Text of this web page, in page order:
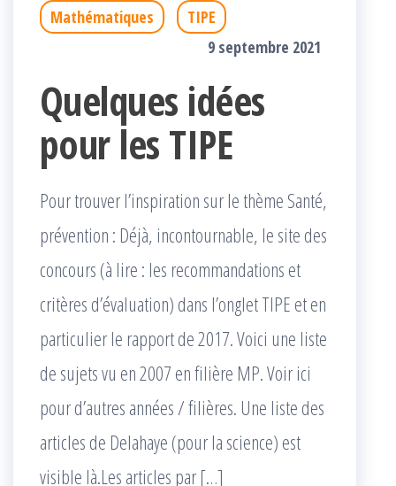
Mathématiques
TIPE
9 septembre 2021
Quelques idées
pour les TIPE
Pour trouver l’inspiration sur le thème Santé,
prévention : Déjà, incontournable, le site des
concours (à lire : les recommandations et
critères d’évaluation) dans l’onglet TIPE et en
particulier le rapport de 2017. Voici une liste
de sujets vu en 2007 en filière MP. Voir ici
pour d’autres années / filières. Une liste des
articles de Delahaye (pour la science) est
visible là.Les articles par […]